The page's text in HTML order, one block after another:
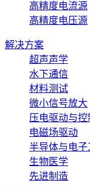
高精度电流源
高精度电压源
解决方案
超声声学
水下通信
材料测试
微小信号放大
压电驱动与控
电磁场驱动
半导体与电子
生物医学
先进制造